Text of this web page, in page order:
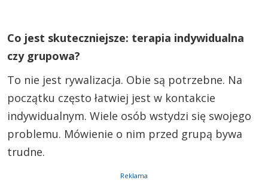
Co jest skuteczniejsze: terapia indywidualna
czy grupowa?
To nie jest rywalizacja. Obie są potrzebne. Na
początku często łatwiej jest w kontakcie
indywidualnym. Wiele osób wstydzi się swojego
problemu. Mówienie o nim przed grupą bywa
trudne.
Reklama